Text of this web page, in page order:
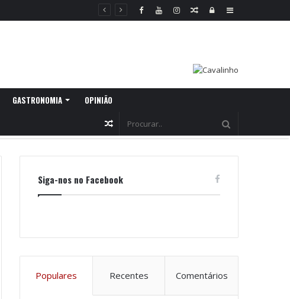
Sidebar
Log
Random
GASTRONOMIA OPINIÃO
Random
Siga-nos no Facebook
Populares Recentes Comentários